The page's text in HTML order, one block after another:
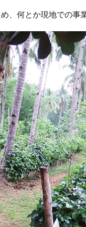
、何とか現地での事